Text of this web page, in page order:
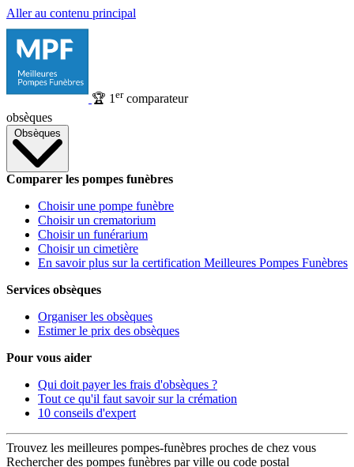
Aller au contenu principal
🏆 1 ercomparateur
obsèques
Obsèques
Comparer les pompes funèbres
Choisir une pompe funèbre
Choisir un crematorium
Choisir un funérarium
Choisir un cimetière
En savoir plus sur la certification Meilleures Pompes Funèbres
Services obsèques
Organiser les obsèques
Estimer le prix des obsèques
Pour vous aider
Qui doit payer les frais d'obsèques ?
Tout ce qu'il faut savoir sur la crémation
10 conseils d'expert
Trouvez les meilleures pompes-funèbres proches de chez vous
Rechercher des pompes funèbres par ville ou code postal